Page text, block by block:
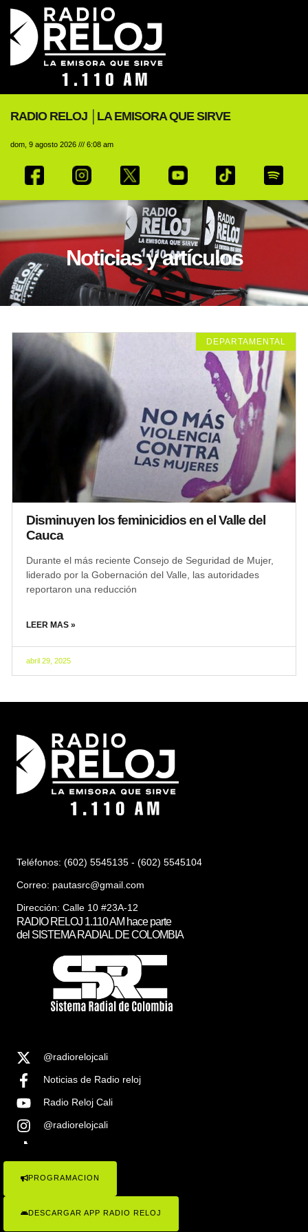
RADIO RELOJ │LA EMISORA QUE SIRVE
dom, 9 agosto 2026 /// 6:08 am
Noticias y artículos
DEPARTAMENTAL
Disminuyen los feminicidios en el Valle del
Cauca
Durante el más reciente Consejo de Seguridad de Mujer,
liderado por la Gobernación del Valle, las autoridades
reportaron una reducción
LEER MAS »
abril 29, 2025
Teléfonos: (602) 5545135 - (602) 5545104
Correo: pautasrc@gmail.com
Dirección: Calle 10 #23A-12
RADIO RELOJ 1.110 AM hace parte
del SISTEMA RADIAL DE COLOMBIA
@radiorelojcali
Noticias de Radio reloj
Radio Reloj Cali
@radiorelojcali
COPYRIGHT © 2023 RADIO RELOJ 1.1100AM , TODOS LOS
PROGRAMACION
DESCARGAR APP RADIO RELOJ